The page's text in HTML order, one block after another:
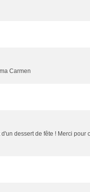
Carmen
dessert de fête ! Merci pour